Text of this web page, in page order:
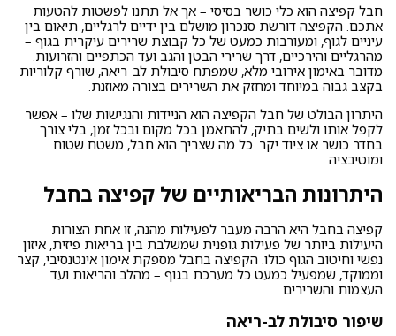
חבל קפיצה הוא כלי כושר בסיסי – אך אל תתנו לפשטות להטעות
אתכם. הקפיצה דורשת סנכרון מושלם בין ידיים לרגליים, תיאום בין
עיניים לגוף, ומעורבות כמעט של כל קבוצת שרירים עיקרית בגוף –
מהרגליים והירכיים, דרך שרירי הבטן והגב ועד הכתפיים והזרועות.
מדובר באימון אירובי מלא, שמפתח סיבולת לב-ריאה, שורף קלוריות
בקצב גבוה במיוחד ומחזק את השרירים בצורה מאוזנת.
היתרון הבולט של חבל הקפיצה הוא הניידות והנגישות שלו – אפשר
לקפל אותו ולשים בתיק, להתאמן בכל מקום ובכל זמן, בלי צורך
בחדר כושר או ציוד יקר. כל מה שצריך הוא חבל, משטח שטוח
ומוטיבציה.
היתרונות הבריאותיים של קפיצה בחבל
קפיצה בחבל היא הרבה מעבר לפעילות מהנה, זו אחת הצורות
היעילות ביותר של פעילות גופנית שמשלבת בין בריאות פיזית, איזון
נפשי וחיטוב הגוף כולו. הקפיצה בחבל מספקת אימון אינטנסיבי, קצר
וממוקד, שמפעיל כמעט כל מערכת בגוף – מהלב והריאות ועד
העצמות והשרירים.
שיפור סיבולת לב-ריאה